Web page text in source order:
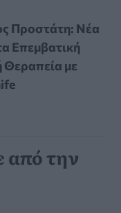
Προστάτη: Νέα
Επεμβατική
Θεραπεία με
από την